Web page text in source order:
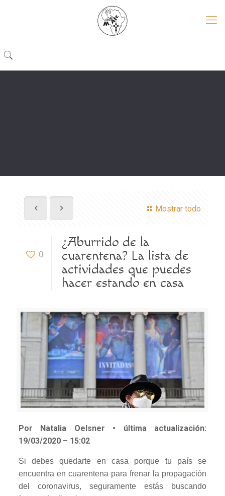
Mostrar todo
0
¿Aburrido de la
cuarentena? La lista de
actividades que puedes
hacer estando en casa
Por Natalia Oelsner • última actualización:
19/03/2020 – 15:02
Si debes quedarte en casa porque tu país se
encuentra en cuarentena para frenar la propagación
del coronavirus, seguramente estás buscando